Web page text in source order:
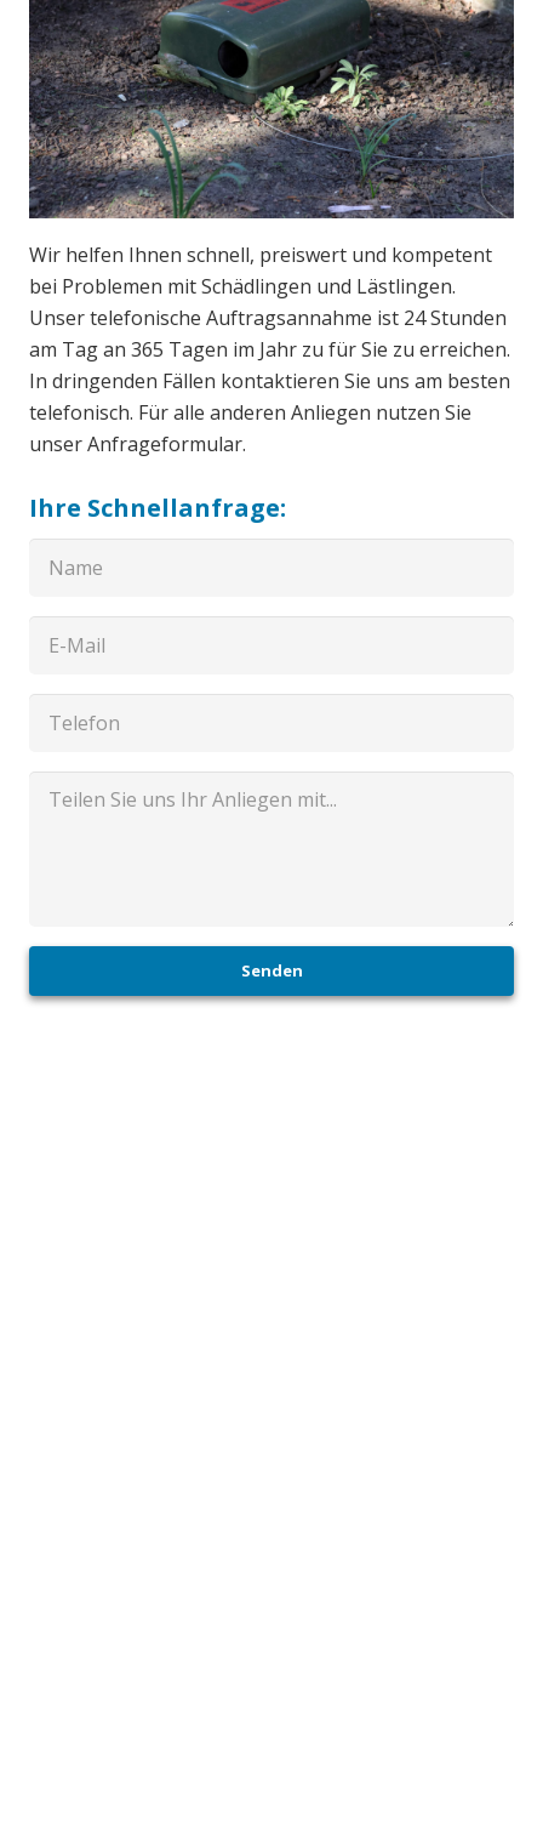
Wir helfen Ihnen schnell, preiswert und kompetent
bei Problemen mit Schädlingen und Lästlingen.
Unser telefonische Auftragsannahme ist 24 Stunden
am Tag an 365 Tagen im Jahr zu für Sie zu erreichen.
In dringenden Fällen kontaktieren Sie uns am besten
telefonisch. Für alle anderen Anliegen nutzen Sie
unser Anfrageformular.
Ihre Schnellanfrage:
Senden